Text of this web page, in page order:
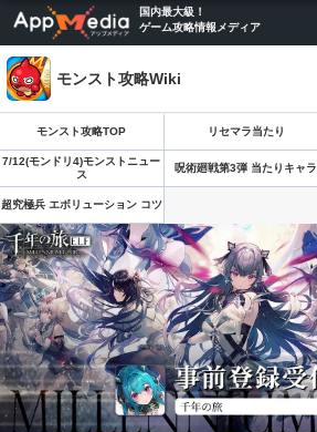
国内最大級！
ゲーム攻略情報メディア
モンスト攻略Wiki
モンスト攻略TOP リセマラ当たり
7/12(モンドリ4)モンストニュー
ス
呪術廻戦第3弾 当たりキャラ
超究極兵 エボリューション コツ